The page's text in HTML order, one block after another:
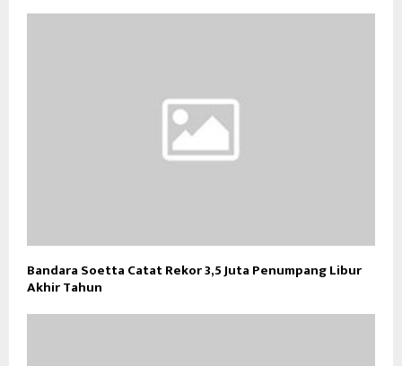
Bandara Soetta Catat Rekor 3,5 Juta Penumpang Libur
Akhir Tahun